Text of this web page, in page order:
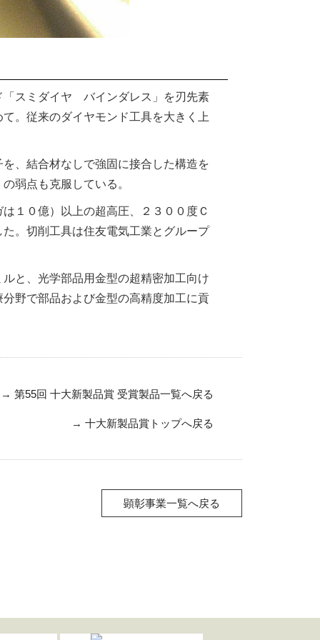
スミダイヤ バインダレス」を刃先素
。従来のダイヤモンド工具を大きく上
、結合材なしで強固に接合した構造を
弱点も克服している。
１０億）以上の超高圧、２３００度Ｃ
。切削工具は住友電気工業とグループ
と、光学部品用金型の超精密加工向け
野で部品および金型の高精度加工に貢
→ 第55回 十大新製品賞 受賞製品一覧へ戻る
→ 十大新製品賞トップへ戻る
顕彰事業一覧へ戻る